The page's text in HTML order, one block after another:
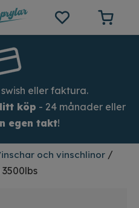
eller faktura.
köp - 24 månader eller
egen takt!
och vinschlinor/
3500lbs